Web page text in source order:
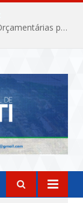
Câmara Municipal aprova Lei de Diretrizes Orçamentárias para o exercício financeiro de 2027